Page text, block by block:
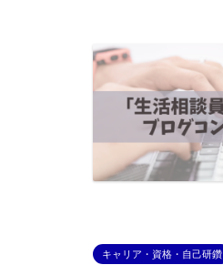
キャリア・資格・自己研鑽